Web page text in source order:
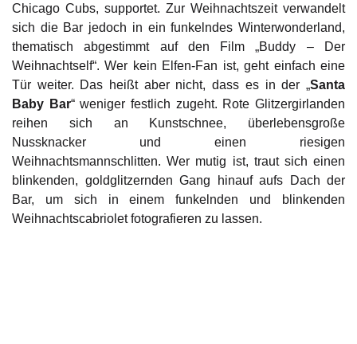
Chicago Cubs, supportet. Zur Weihnachtszeit verwandelt
sich die Bar jedoch in ein funkelndes Winterwonderland,
thematisch abgestimmt auf den Film „Buddy – Der
Weihnachtself“. Wer kein Elfen-Fan ist, geht einfach eine
Tür weiter. Das heißt aber nicht, dass es in der „Santa
Baby Bar“ weniger festlich zugeht. Rote Glitzergirlanden
reihen sich an Kunstschnee, überlebensgroße
Nussknacker und einen riesigen
Weihnachtsmannschlitten. Wer mutig ist, traut sich einen
blinkenden, goldglitzernden Gang hinauf aufs Dach der
Bar, um sich in einem funkelnden und blinkenden
Weihnachtscabriolet fotografieren zu lassen.